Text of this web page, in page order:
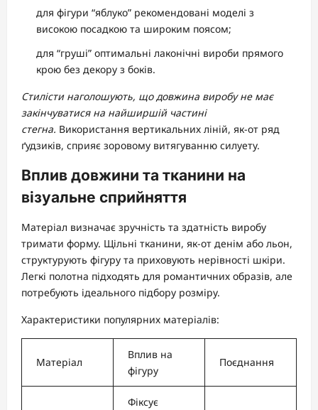
для фігури “яблуко” рекомендовані моделі з
високою посадкою та широким поясом;
для “груші” оптимальні лаконічні вироби прямого
крою без декору з боків.
Стилісти наголошують, що довжина виробу не має
закінчуватися на найширшій частині
стегна. Використання вертикальних ліній, як-от ряд
ґудзиків, сприяє зоровому витягуванню силуету.
Вплив довжини та тканини на
візуальне сприйняття
Матеріал визначає зручність та здатність виробу
тримати форму. Щільні тканини, як-от денім або льон,
структурують фігуру та приховують нерівності шкіри.
Легкі полотна підходять для романтичних образів, але
потребують ідеального підбору розміру.
Характеристики популярних матеріалів:
Матеріал
Вплив на
фігуру
Поєднання
Фіксує